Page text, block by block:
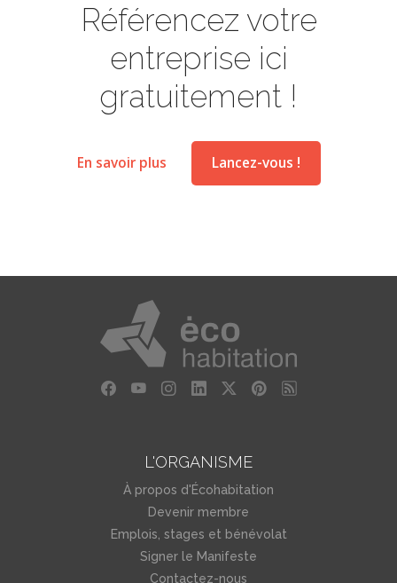
Référencez votre
entreprise ici
gratuitement !
En savoir plus Lancez-vous !
L'ORGANISME
À propos d'Écohabitation
Devenir membre
Emplois, stages et bénévolat
Signer le Manifeste
Contactez-nous